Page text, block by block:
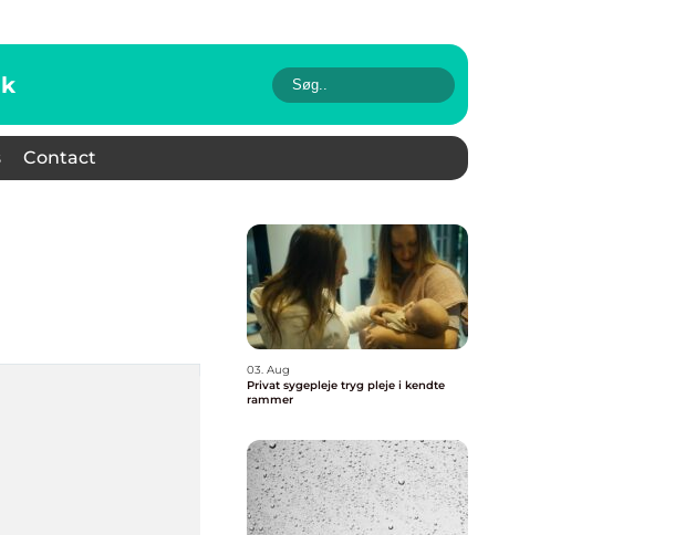
Contact
03. Aug
Privat sygepleje tryg pleje i kendte
rammer